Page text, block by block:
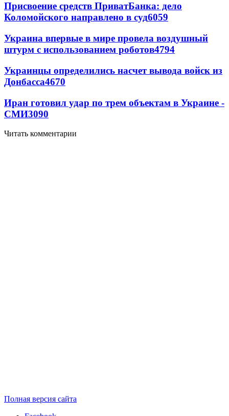
Присвоение средств ПриватБанка: дело
Коломойского направлено в суд6059
Украина впервые в мире провела воздушный
штурм с использованием роботов4794
Украинцы определились насчет вывода войск из
Донбасса4670
Иран готовил удар по трем объектам в Украине -
СМИ3090
Читать комментарии
Полная версия сайта